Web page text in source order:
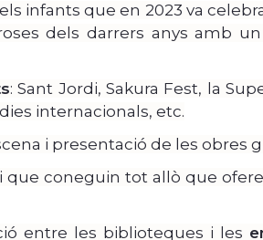
infants que en 2023 va
dels darrers anys amb
: Sant Jordi, Sakura Fest, la
internacionals, etc.
i presentació de les obres
coneguin tot allò que
entre les biblioteques i les